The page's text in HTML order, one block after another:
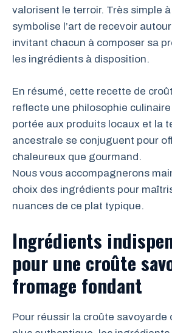
valorisent le terroir. Très simple
symbolise l’art de recevoir
invitant chacun à composer sa
les ingrédients à disposition.
En résumé, cette recette de
reflecte une philosophie culinaire
portée aux produits locaux et la
ancestrale se conjuguent pour
chaleureux que gourmand.
Nous vous accompagnerons
choix des ingrédients pour
nuances de ce plat typique.
Ingrédients
pour une croûte
fromage fondant
Pour réussir la croûte savoyarde